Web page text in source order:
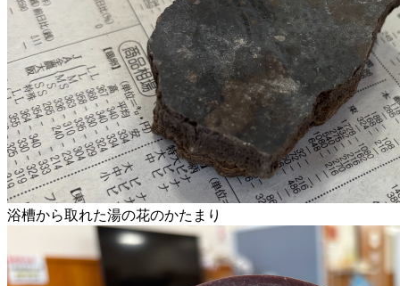
浴槽から取れた湯の花のかたまり